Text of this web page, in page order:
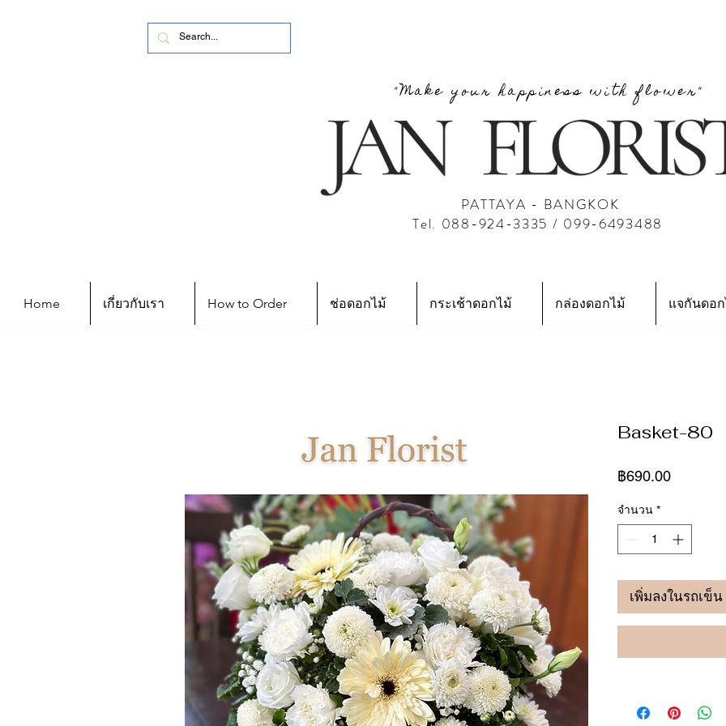
"Make your happiness with flower"
PATTAYA - BANGKOK
Tel. 088-924-3335 / 099-6493488
Home เกี่ยวกับเรา How to Order ช่อดอกไม้ กระเช้าดอกไม้ กล่องดอกไม้ แจกันดอ
Basket-80
฿690.00ราคา
จำนวน *
เพิ่มลงในรถเข็น